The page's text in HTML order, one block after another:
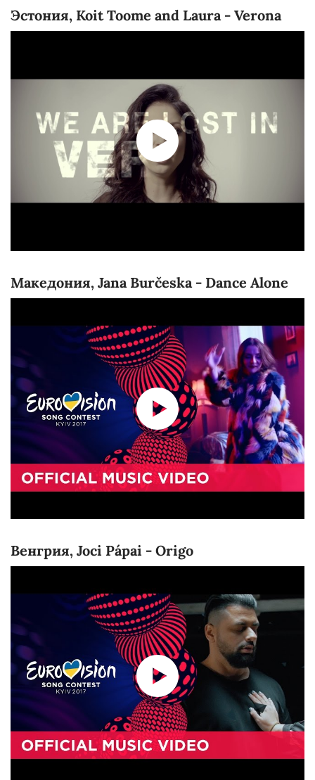
Эстония, Koit Toome and Laura - Verona
Македония, Jana Burčeska - Dance Alone
Венгрия, Joci Pápai - Origo